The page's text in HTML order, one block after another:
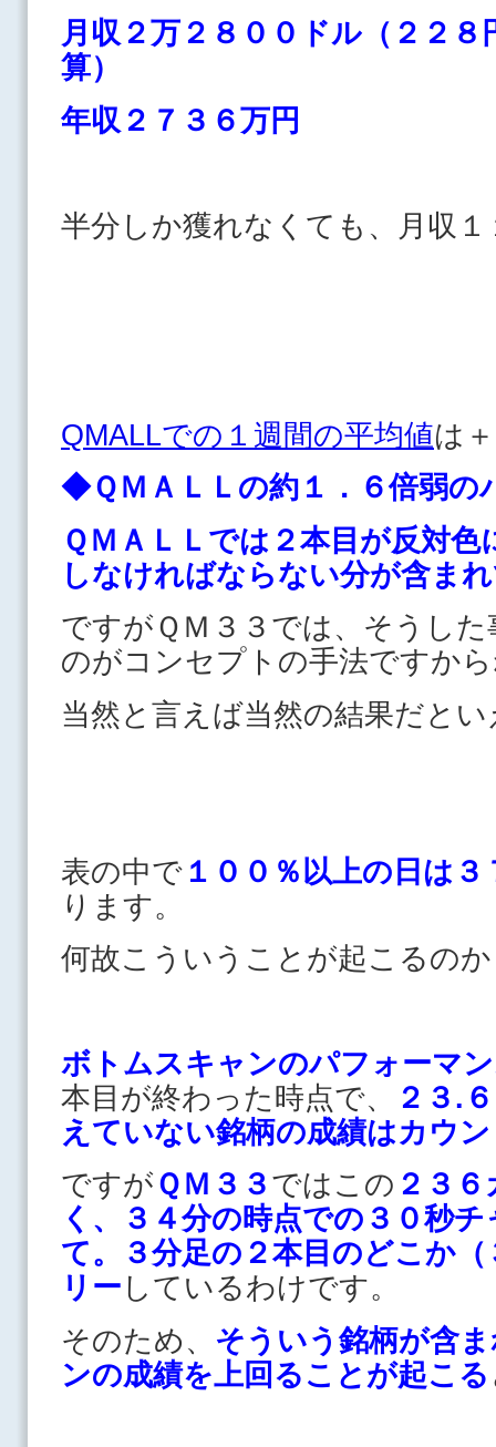
月収２万２８００ドル（２２
算）
年収２７３６万円
半分しか獲れなくても、月収１
QMALLでの１週間の平均値は
◆ＱＭＡＬＬの約１．６倍弱の
ＱＭＡＬＬでは２本目が反対
しなければならない分が含ま
ですがＱＭ３３では、そうし
のがコンセプトの手法ですか
当然と言えば当然の結果だと
表の中で １００％以上の日は
ります。
何故こういうことが起こるの
ボトムスキャンのパフォーマ
本目が終わった時点で、
２３.
えていない銘柄の成績はカウ
ですがＱＭ３３ではこの ２３
く、３４分の時点での３０秒
て。３分足の２本目のどこか
リーしているわけです。
そのため、 そういう銘柄が含
ンの成績を上回ることが起こる